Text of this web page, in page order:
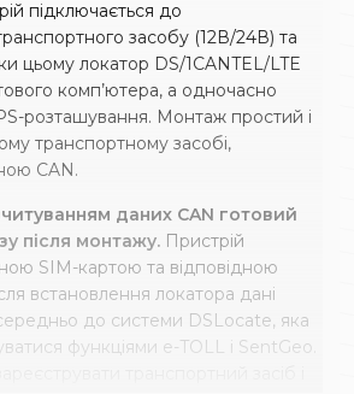
підключається до
засобу (12В/24В) та
цьому локатор DS/1CANTEL/LTE
комп’ютера, а одночасно
розташування. Монтаж простий і
транспортному засобі,
CAN.
даних CAN готовий
після монтажу. Пристрій
SIM-картою та відповідною
встановлення локатора дані
до системи DSLocate, яка
функціями e-TOLL і SentGeo.